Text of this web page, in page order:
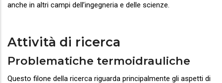
anche in altri campi dell’ingegneria e delle scienze.
Attività di ricerca
Problematiche termoidrauliche
Questo filone della ricerca riguarda principalmente gli aspetti di